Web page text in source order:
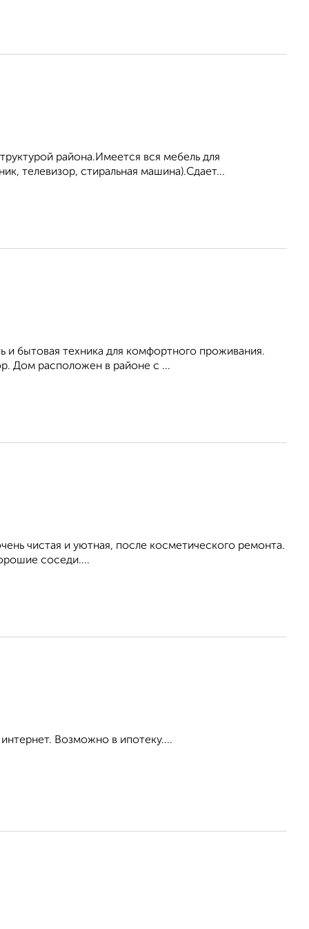
района.Имеется вся мебель для
телевизор, стиральная машина).Сдает...
и бытовая техника для комфортного проживания.
Дом расположен в районе с ...
чистая и уютная, после косметического ремонта.
соседи....
Возможно в ипотеку....